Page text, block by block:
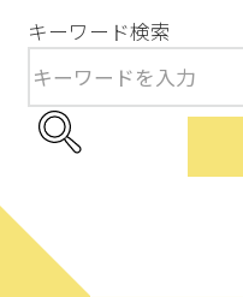
キーワード検索